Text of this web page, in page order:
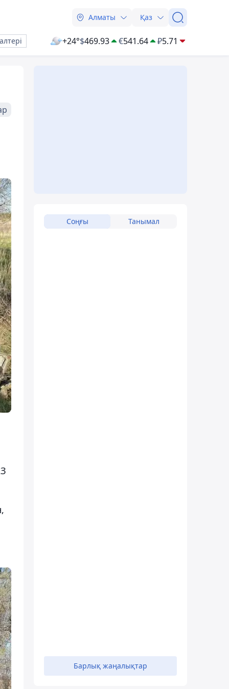
Алматы Қаз
+24°$469.93 €541.64 ₽5.71
Соңғы Танымал
Барлық жаңалықтар